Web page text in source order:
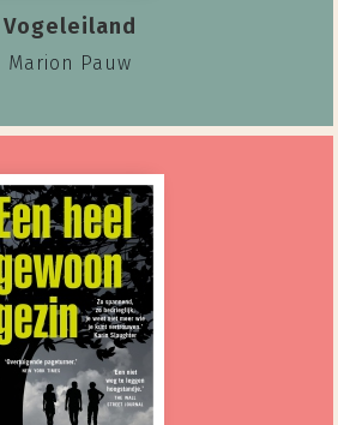
Vogeleiland
Marion Pauw